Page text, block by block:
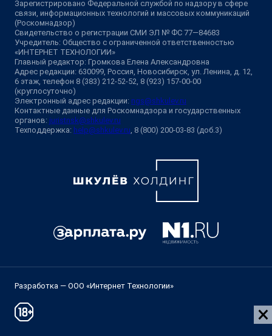
Зарегистрировано Федеральной службой по надзору в сфере
связи, информационных технологий и массовых коммуникаций
(Роскомнадзор)
Свидетельство о регистрации СМИ ЭЛ № ФС 77—84683
Учредитель: Общество с ограниченной ответственностью
«ИНТЕРНЕТ ТЕХНОЛОГИИ»
Главный редактор: Громкова Елена Александровна
Адрес редакции: 630099, Россия, Новосибирск, ул. Ленина, д. 12,
6 этаж, телефон 8 (383) 212-52-52, 8 (923) 157-00-00
(круглосуточно)
Электронный адрес редакции: ngs@shkulev.ru
Контактные данные для Роскомнадзора и государственных
органов: juristnsk@shkulev.ru
Техподдержка: help@shkulev.ru , 8 (800) 200-03-83 (доб.3)
Разработка — ООО «Интернет Технологии»